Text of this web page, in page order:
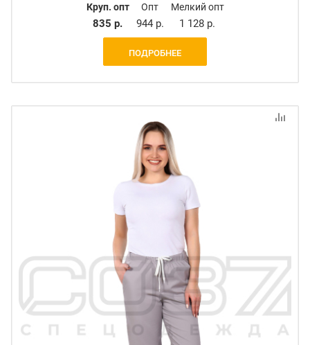
Круп. опт
835 р.
Опт
944 р.
Мелкий опт
1 128 р.
ПОДРОБНЕЕ